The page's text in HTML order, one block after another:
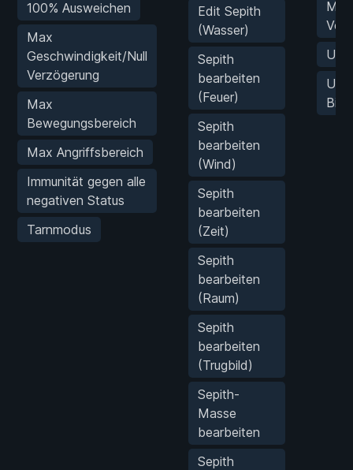
100% Ausweichen
Max
Geschwindigkeit/Null
Verzögerung
Max
Bewegungsbereich
Max Angriffsbereich
Immunität gegen alle
negativen Status
Tarnmodus
Edit Sepith
(Wasser)
Sepith
bearbeiten
(Feuer)
Sepith
bearbeiten
(Wind)
Sepith
bearbeiten
(Zeit)
Sepith
bearbeiten
(Raum)
Sepith
bearbeiten
(Trugbild)
Sepith-
Masse
bearbeiten
Sepith
Max